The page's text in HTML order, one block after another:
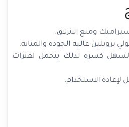
ومنع الانزلاق.
يروبلين عالية الجودة والمتانة.
كسره لذلك يتحمل لفترات
لإعادة الاستخدام.